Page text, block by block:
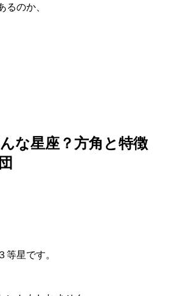
るのか、
な星座？方角と特徴
等星です。